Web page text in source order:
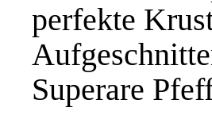
perfekte
Superare